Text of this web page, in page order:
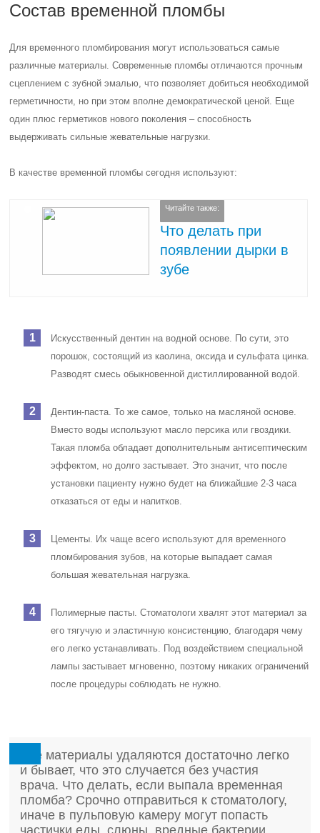
Состав временной пломбы
Для временного пломбирования могут использоваться самые
различные материалы. Современные пломбы отличаются прочным
сцеплением с зубной эмалью, что позволяет добиться необходимой
герметичности, но при этом вполне демократической ценой. Еще
один плюс герметиков нового поколения – способность
выдерживать сильные жевательные нагрузки.
В качестве временной пломбы сегодня используют:
Читайте также:
Что делать при
появлении дырки в
зубе
Искусственный дентин на водной основе. По сути, это
порошок, состоящий из каолина, оксида и сульфата цинка.
Разводят смесь обыкновенной дистиллированной водой.
Дентин-паста. То же самое, только на масляной основе.
Вместо воды используют масло персика или гвоздики.
Такая пломба обладает дополнительным антисептическим
эффектом, но долго застывает. Это значит, что после
установки пациенту нужно будет на ближайшие 2-3 часа
отказаться от еды и напитков.
Цементы. Их чаще всего используют для временного
пломбирования зубов, на которые выпадает самая
большая жевательная нагрузка.
Полимерные пасты. Стоматологи хвалят этот материал за
его тягучую и эластичную консистенцию, благодаря чему
его легко устанавливать. Под воздействием специальной
лампы застывает мгновенно, поэтому никаких ограничений
после процедуры соблюдать не нужно.
Все материалы удаляются достаточно легко
и бывает, что это случается без участия
врача. Что делать, если выпала временная
пломба? Срочно отправиться к стоматологу,
иначе в пульповую камеру могут попасть
частички еды, слюны, вредные бактерии,